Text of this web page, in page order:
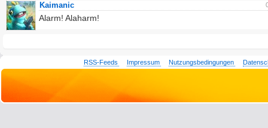
Kaimanic
Alarm! Alaharm!
RSS-Feeds Impressum Nutzungsbedingungen